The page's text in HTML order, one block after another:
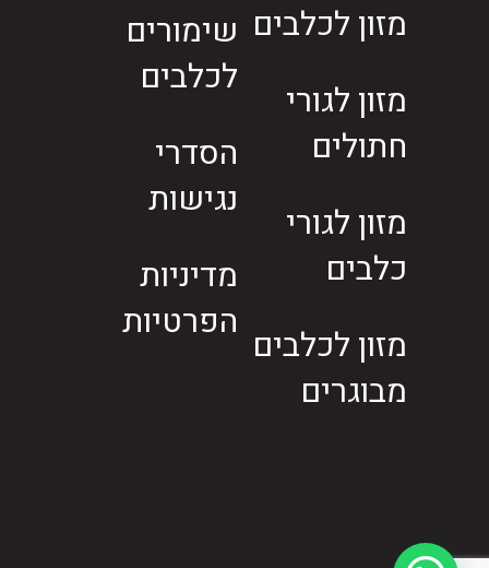
מזון לכלבים
מזון לגורי
חתולים
מזון לגורי
כלבים
מזון לכלבים
מבוגרים
שימורים
לכלבים
הסדרי
נגישות
מדיניות
הפרטיות